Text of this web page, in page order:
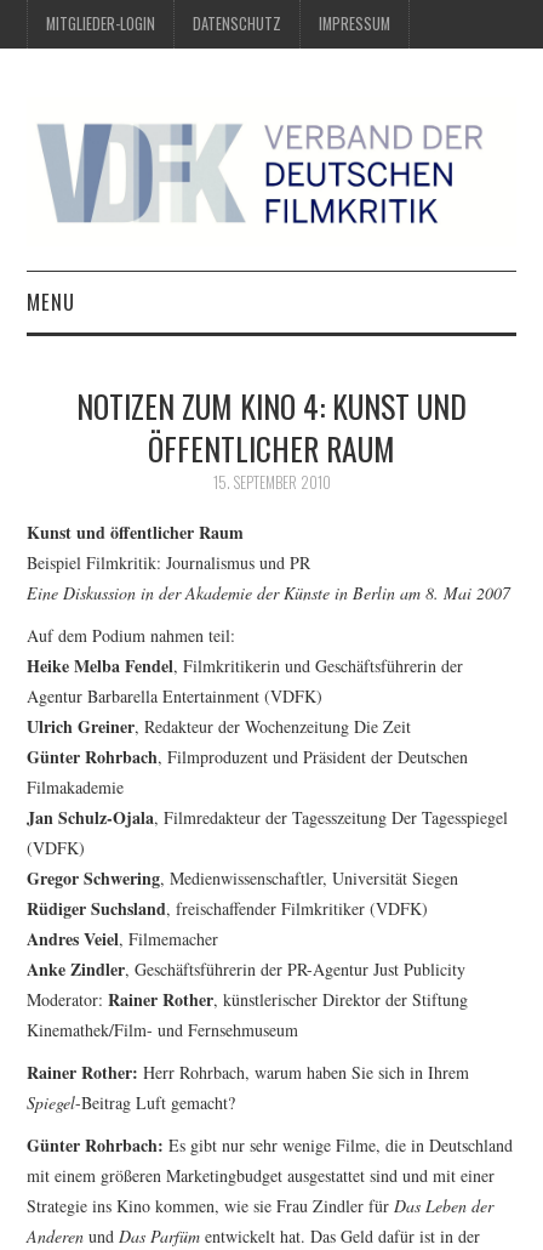
MITGLIEDER-LOGIN DATENSCHUTZ IMPRESSUM
MENU
PREIS DER DEUTSCHEN
FESTIVALPREISE
S. KRACAUER PREIS
WOCHE DER KRITIK
NOTIZEN ZUM KINO 4: KUNST UND
ÖFFENTLICHER RAUM
15. SEPTEMBER 2010
Kunst und öffentlicher Raum
Beispiel Filmkritik: Journalismus und PR
Eine Diskussion in der Akademie der Künste in Berlin am 8. Mai 2007
Auf dem Podium nahmen teil:
Heike Melba Fendel, Filmkritikerin und Geschäftsführerin der
Agentur Barbarella Entertainment (VDFK)
Ulrich Greiner, Redakteur der Wochenzeitung Die Zeit
Günter Rohrbach, Filmproduzent und Präsident der Deutschen
Filmakademie
Jan Schulz-Ojala, Filmredakteur der Tagesszeitung Der Tagesspiegel
(VDFK)
Gregor Schwering, Medienwissenschaftler, Universität Siegen
Rüdiger Suchsland, freischaffender Filmkritiker (VDFK)
Andres Veiel, Filmemacher
Anke Zindler, Geschäftsführerin der PR-Agentur Just Publicity
Moderator:Rainer Rother, künstlerischer Direktor der Stiftung
Kinemathek/Film- und Fernsehmuseum
Rainer Rother: Herr Rohrbach, warum haben Sie sich in Ihrem
Spiegel-Beitrag Luft gemacht?
Günter Rohrbach: Es gibt nur sehr wenige Filme, die in Deutschland
mit einem größeren Marke­tingbudget ausgestattet sind und mit einer
Stra­tegie ins Kino kommen, wie sie Frau Zindler fürDas Leben der
Anderen undDas Parfüm entwickelt hat. Das Geld dafür ist in der